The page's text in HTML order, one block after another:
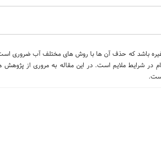
و غیره باشد که حذف آن ها با روش های مختلف آب ضروری
در شرایط ملایم است. در این مقاله به مروری از